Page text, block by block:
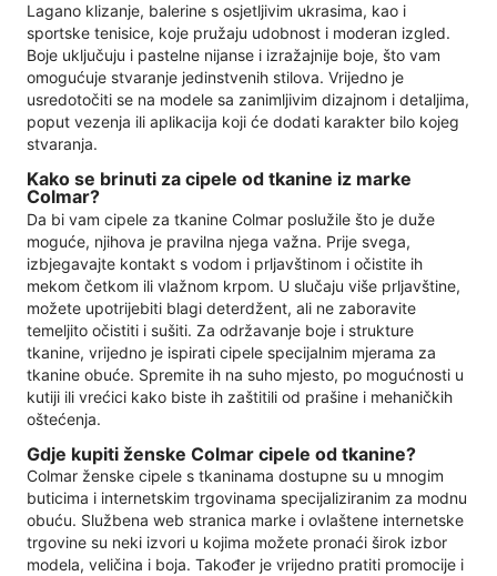
Lagano klizanje, balerine s osjetljivim ukrasima, kao i
sportske tenisice, koje pružaju udobnost i moderan izgled.
Boje uključuju i pastelne nijanse i izražajnije boje, što vam
omogućuje stvaranje jedinstvenih stilova. Vrijedno je
usredotočiti se na modele sa zanimljivim dizajnom i detaljima,
poput vezenja ili aplikacija koji će dodati karakter bilo kojeg
stvaranja.
Kako se brinuti za cipele od tkanine iz marke
Colmar?
Da bi vam cipele za tkanine Colmar poslužile što je duže
moguće, njihova je pravilna njega važna. Prije svega,
izbjegavajte kontakt s vodom i prljavštinom i očistite ih
mekom četkom ili vlažnom krpom. U slučaju više prljavštine,
možete upotrijebiti blagi deterdžent, ali ne zaboravite
temeljito očistiti i sušiti. Za održavanje boje i strukture
tkanine, vrijedno je ispirati cipele specijalnim mjerama za
tkanine obuće. Spremite ih na suho mjesto, po mogućnosti u
kutiji ili vrećici kako biste ih zaštitili od prašine i mehaničkih
oštećenja.
Gdje kupiti ženske Colmar cipele od tkanine?
Colmar ženske cipele s tkaninama dostupne su u mnogim
buticima i internetskim trgovinama specijaliziranim za modnu
obuću. Službena web stranica marke i ovlaštene internetske
trgovine su neki izvori u kojima možete pronaći širok izbor
modela, veličina i boja. Također je vrijedno pratiti promocije i